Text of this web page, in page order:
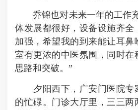
乔锦也对未来一年的工作
体发展都很好，设备设施齐全
加强，希望我的到来能让耳鼻
室有更浓的中医氛围，同时在
思路和突破。”
夕阳西下，广安门医院专
的忙碌。门诊大厅里，三三两